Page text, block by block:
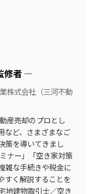
修者 ―
株式会社（三河不動
産売却のプロとし
など、さまざまなご
策を導いてきまし
ナー」「空き家対策
雑な手続きや税金に
すく解説することを
地建物取引士／空き